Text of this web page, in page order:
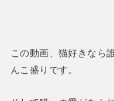
この動画、猫好きなら
んこ盛りです。